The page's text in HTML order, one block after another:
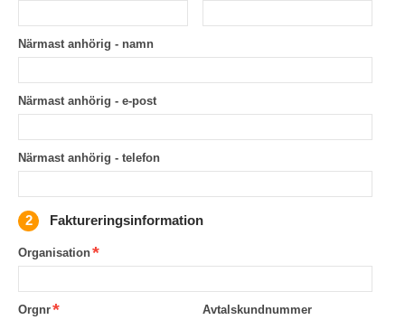
Närmast anhörig - namn
Närmast anhörig - e-post
Närmast anhörig - telefon
Faktureringsinformation
Organisation
Orgnr Avtalskundnummer